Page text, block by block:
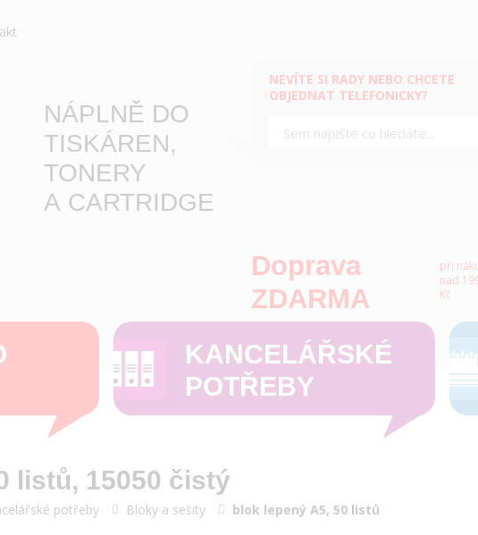
NÁPLNĚ DO
TISKÁREN,
TONERY
A CARTRIDGE
NEVÍTE SI RADY NEBO CHCETE
OBJEDNAT TELEFONICKY?
Doprava
ZDARMA
při
nad
Kč
KANCELÁŘSKÉ
POTŘEBY
listů, 15050 čistý
potřeby Bloky a sešity blok lepený A5, 50 listů